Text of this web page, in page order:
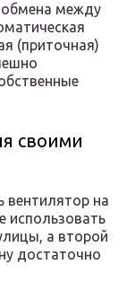
между
(приточная)
своими
вентилятор на
использовать
а второй
достаточно